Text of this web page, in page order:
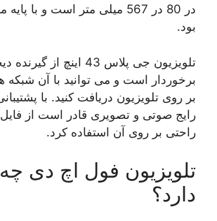
در 80 در 567 میلی متر است و با
بود.
تلویزیون جی پلاس 43 اینچ از
برخوردار است و می توانید با آن شبکه
بر روی تلویزیون دریافت کنید. با
رایج صوتی و تصویری قادر است از
راحتی بر روی آن استفاده کرد.
تلویزیون فول اچ دی چه
دارد؟